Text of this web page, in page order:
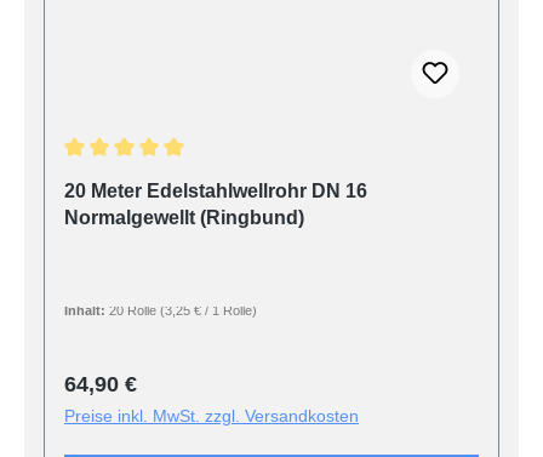
20 Meter Edelstahlwellrohr DN 16
Normalgewellt (Ringbund)
Inhalt: 20 Rolle (3,25 € / 1 Rolle)
Regulärer Preis:
64,90 €
Preise inkl. MwSt. zzgl. Versandkosten